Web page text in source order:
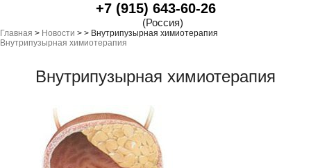
+7 (915) 643-60-26
(Россия)
Главная > Новости >
Внутрипузырная химиотерапия
> Внутрипузырная химиотерапия
Внутрипузырная химиотерапия